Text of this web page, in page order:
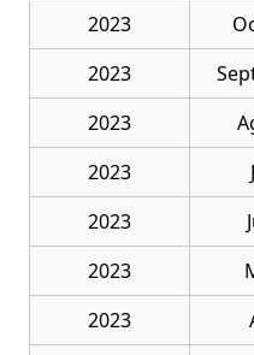
2023
2023
2023
2023
2023
2023
2023